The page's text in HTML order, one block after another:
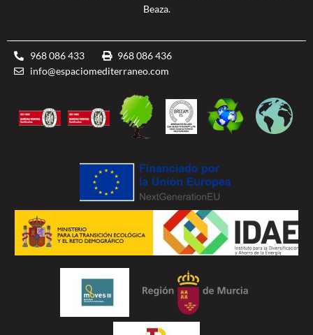
Beaza.
968 086 433
968 086 436
info@espaciomediterraneo.com